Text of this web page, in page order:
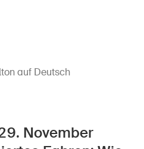
auf Deutsch
November